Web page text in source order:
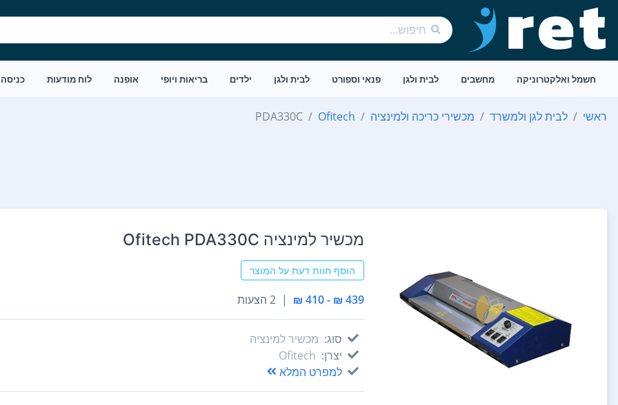
חשמל ואלקטרוניקה מחשבים לבית ולגן פנאי וספורט לבית ולגן ילדים בריאות ויופי אופנה לוח מודעות כניסה
ראשי לבית לגן ולמשרד מכשירי כריכה ולמינציה Ofitech
PDA330C
‏מכשיר למינציה Ofitech PDA330C
הוסף חוות דעת על המוצר
439 ₪ - 410 ₪
| 2 הצעות
סוג: מכשיר למינציה
יצרן: Ofitech
למפרט המלא